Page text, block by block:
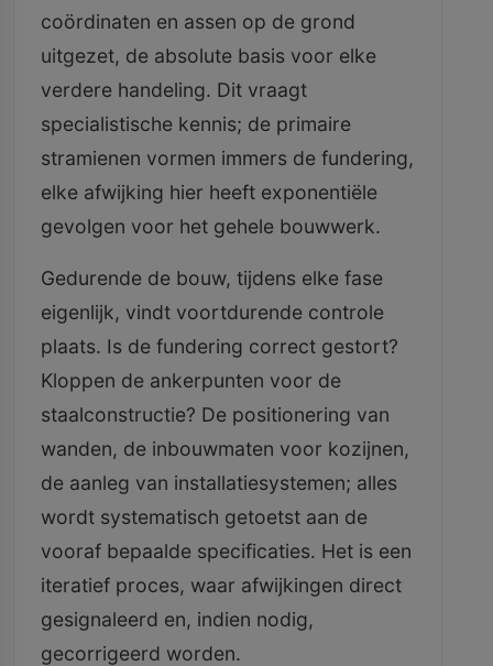
coördinaten en assen op de grond
uitgezet, de absolute basis voor elke
verdere handeling. Dit vraagt
specialistische kennis; de primaire
stramienen vormen immers de fundering,
elke afwijking hier heeft exponentiële
gevolgen voor het gehele bouwwerk.
Gedurende de bouw, tijdens elke fase
eigenlijk, vindt voortdurende controle
plaats. Is de fundering correct gestort?
Kloppen de ankerpunten voor de
staalconstructie? De positionering van
wanden, de inbouwmaten voor kozijnen,
de aanleg van installatiesystemen; alles
wordt systematisch getoetst aan de
vooraf bepaalde specificaties. Het is een
iteratief proces, waar afwijkingen direct
gesignaleerd en, indien nodig,
gecorrigeerd worden.